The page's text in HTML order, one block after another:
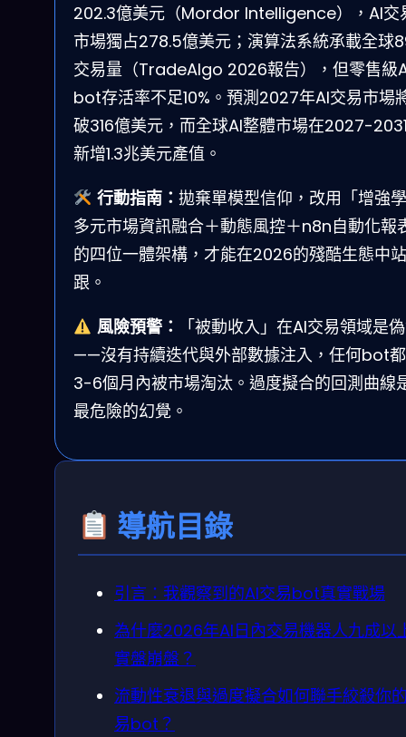
202.3億美元（Mordor Intelligence），AI交
市場獨占278.5億美元；演算法系統承載全球
交易量（TradeAlgo 2026報告），但零售級
bot存活率不足10%。預測2027年AI交易市場
破316億美元，而全球AI整體市場在2027-
新增1.3兆美元產值。
行動指南： 拋棄單模型信仰，改用「增強
多元市場資訊融合＋動態風控＋n8n自動化報
的四位一體架構，才能在2026的殘酷生態中
跟。
風險預警：
「被動收入」在AI交易領域是
——沒有持續迭代與外部數據注入，任何bot
3-6個月內被市場淘汰。過度擬合的回測曲線
最危險的幻覺。
導航目錄
引言：我觀察到的AI交易bot真實戰場
為什麼2026年AI日內交易機器人九成以
實盤崩盤？
流動性衰退與過度擬合如何聯手絞殺你
易bot？